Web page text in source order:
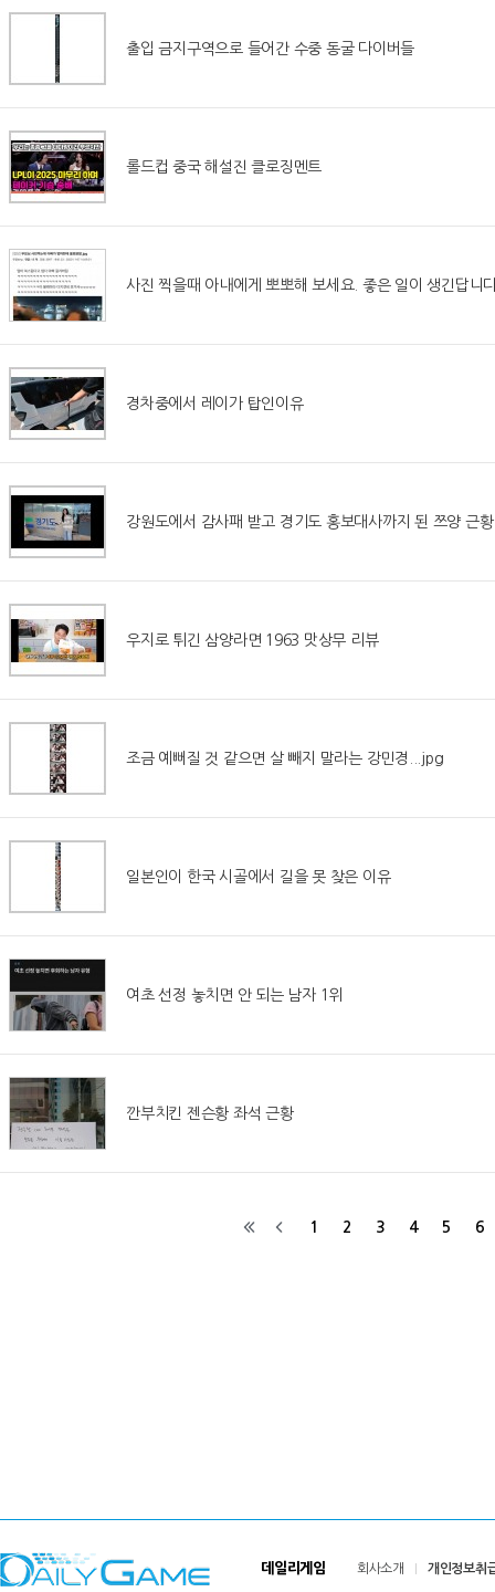
출입 금지구역으로 들어간 수중 동굴 다이버들
롤드컵 중국 해설진 클로징멘트
사진 찍을때 아내에게 뽀뽀해 보세요. 좋은 일이 생긴답니
경차중에서 레이가 탑인이유
강원도에서 감사패 받고 경기도 홍보대사까지 된 쯔양 근
우지로 튀긴 삼양라면 1963 맛상무 리뷰
조금 예뻐질 것 같으면 살 빼지 말라는 강민경...jpg
일본인이 한국 시골에서 길을 못 찾은 이유
여초 선정 놓치면 안 되는 남자 1위
깐부치킨 젠슨황 좌석 근황
1 2 3 4 5 6
데일리게임 회사소개 개인정보취